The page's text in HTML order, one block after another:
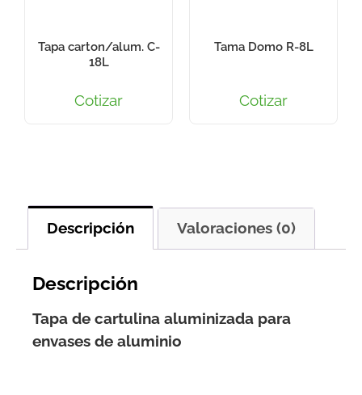
Tapa carton/alum. C-
18L
Cotizar
Tama Domo R-8L
Cotizar
Descripción Valoraciones (0)
Descripción
Tapa de cartulina aluminizada para
envases de aluminio